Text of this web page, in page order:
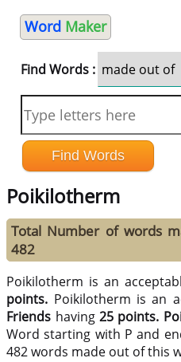
Word Maker
Find Words :
Poikilotherm
Total Number of words
482
Poikilotherm is an
points. Poikilotherm is an
Friends having25 points.
Word starting with P and
482 words made out of this